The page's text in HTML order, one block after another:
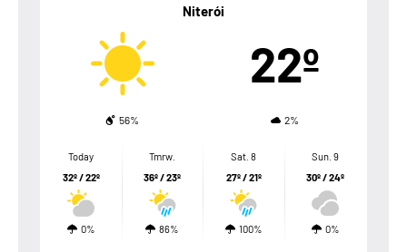
Niterói
22º
56% 2%
Today
32º / 22º
0%
Tmrw.
36º / 23º
86%
Sat. 8
27º / 21º
100%
Sun. 9
30º / 24º
0%